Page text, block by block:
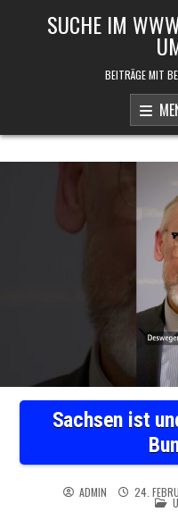
SUCHE IM
BEITRÄGE MIT
Sachsen ist
ADMIN 24.